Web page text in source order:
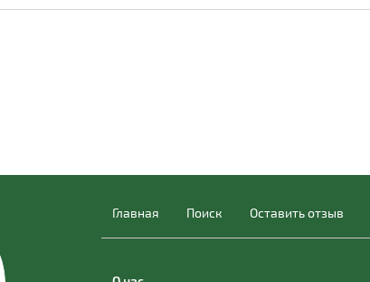
Главная Поиск Оставить отзыв